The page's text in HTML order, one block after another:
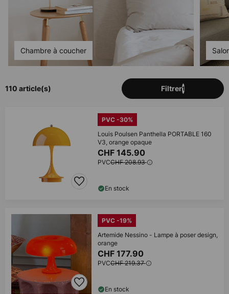
Chambre à coucher
110 article(s) Filtrer1
PVC -30%
Louis Poulsen Panthella PORTABLE 160
V3, orange opaque
CHF 145.90
PVCCHF 208.93
En stock
PVC -19%
Artemide Nessino - Lampe à poser design,
orange
CHF 177.90
PVCCHF 219.37
En stock